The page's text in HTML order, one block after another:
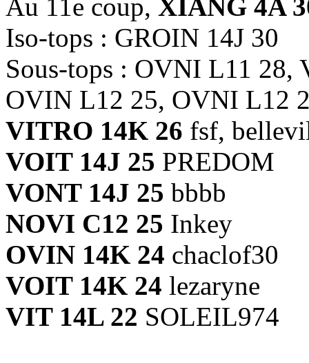
Au 11e coup, XIANG 4A
Iso-tops : GROIN 14J 30
Sous-tops : OVNI L11
OVIN L12 25, OVNI L12
VITRO 14K 26 fsf,
VOIT 14J 25 PREDOM
VONT 14J 25 bbbb
NOVI C12 25 Inkey
OVIN 14K 24 chaclof30
VOIT 14K 24 lezaryne
VIT 14L 22 SOLEIL974